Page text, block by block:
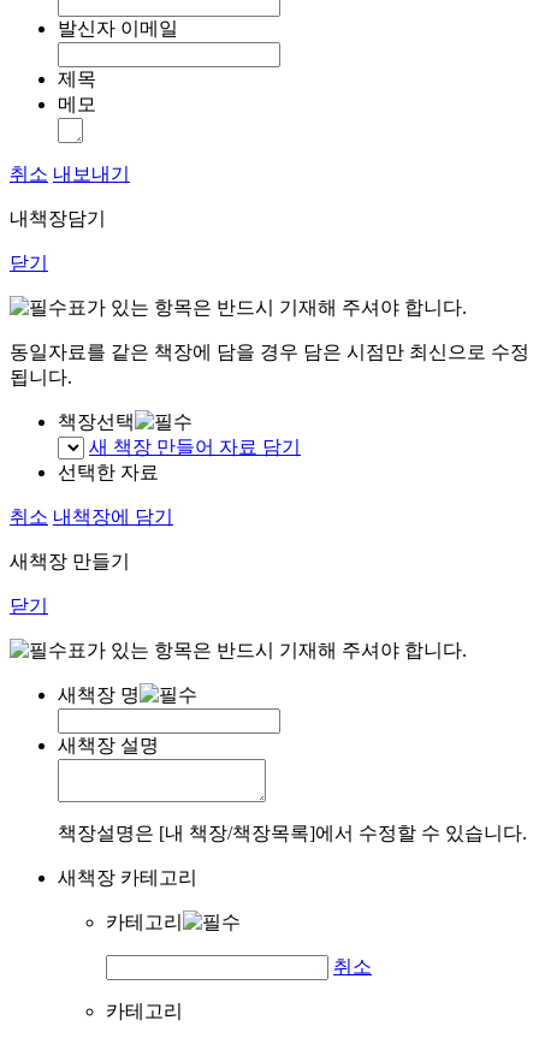
발신자 이메일
제목
메모
취소 내보내기
내책장담기
닫기
표가 있는 항목은 반드시 기재해 주셔야 합니다.
동일자료를 같은 책장에 담을 경우 담은 시점만 최신으로 수정
됩니다.
책장선택
새 책장 만들어 자료 담기
선택한 자료
취소 내책장에 담기
새책장 만들기
닫기
표가 있는 항목은 반드시 기재해 주셔야 합니다.
새책장 명
새책장 설명
책장설명은 [내 책장/책장목록]에서 수정할 수 있습니다.
새책장 카테고리
카테고리
취소
카테고리